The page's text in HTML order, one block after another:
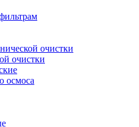
очистки
очистки
осмоса